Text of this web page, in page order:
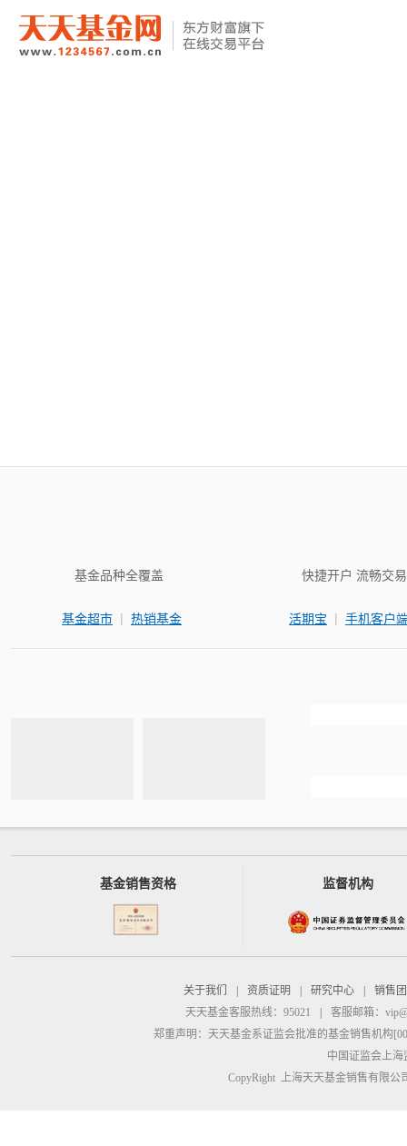
基金品种全覆盖
基金超市 | 热销基金
快捷开户 流畅交易
活期宝 | 手机客户
基金销售资格 监督机构
关于我们 资质证明 研究中心
销售
天天基金客服热线：95021
客服邮箱：
郑重声明： 天天基金系证监会批准的基金销售机构
中国证监会上
CopyRight 上海天天基金销售有限